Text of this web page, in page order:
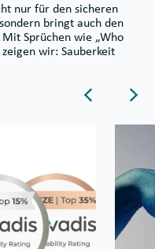
nur für den sicheren
bringt auch den
Sprüchen wie „Who
wir: Sauberkeit
Dieser